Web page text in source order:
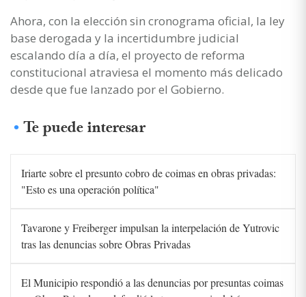
Ahora, con la elección sin cronograma oficial, la ley
base derogada y la incertidumbre judicial
escalando día a día, el proyecto de reforma
constitucional atraviesa el momento más delicado
desde que fue lanzado por el Gobierno.
Te puede interesar
Iriarte sobre el presunto cobro de coimas en obras privadas:
"Esto es una operación política"
Tavarone y Freiberger impulsan la interpelación de Yutrovic
tras las denuncias sobre Obras Privadas
El Municipio respondió a las denuncias por presuntas coimas